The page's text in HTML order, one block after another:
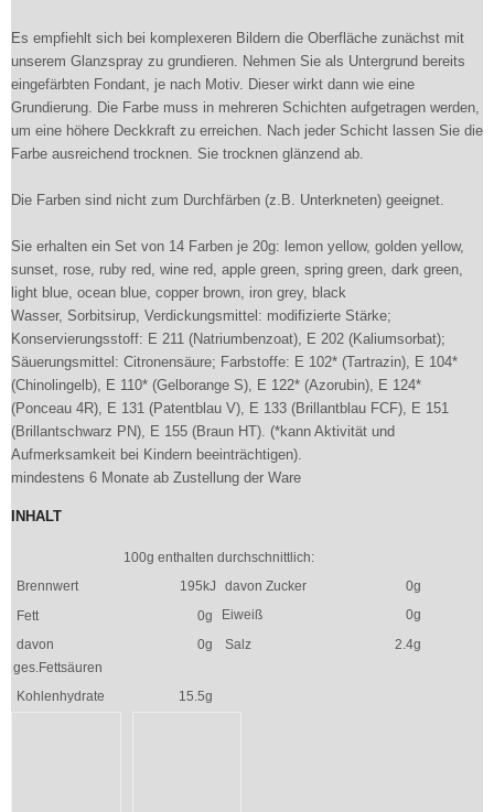
Es empfiehlt sich bei komplexeren Bildern die Oberfläche zunächst mit
unserem Glanzspray zu grundieren. Nehmen Sie als Untergrund bereits
eingefärbten Fondant, je nach Motiv. Dieser wirkt dann wie eine
Grundierung. Die Farbe muss in mehreren Schichten aufgetragen werden,
um eine höhere Deckkraft zu erreichen. Nach jeder Schicht lassen Sie die
Farbe ausreichend trocknen. Sie trocknen glänzend ab.
Die Farben sind nicht zum Durchfärben (z.B. Unterkneten) geeignet.
Sie erhalten ein Set von 14 Farben je 20g: lemon yellow, golden yellow,
sunset, rose, ruby red, wine red, apple green, spring green, dark green,
light blue, ocean blue, copper brown, iron grey, black
Wasser, Sorbitsirup, Verdickungsmittel: modifizierte Stärke;
Konservierungsstoff: E 211 (Natriumbenzoat), E 202 (Kaliumsorbat);
Säuerungsmittel: Citronensäure; Farbstoffe: E 102* (Tartrazin), E 104*
(Chinolingelb), E 110* (Gelborange S), E 122* (Azorubin), E 124*
(Ponceau 4R), E 131 (Patentblau V), E 133 (Brillantblau FCF), E 151
(Brillantschwarz PN), E 155 (Braun HT). (*kann Aktivität und
Aufmerksamkeit bei Kindern beeinträchtigen).
mindestens 6 Monate ab Zustellung der Ware
INHALT
100g enthalten durchschnittlich:
Brennwert
195kJ davon Zucker
0g
Fett
0g Eiweiß
0g
davon
ges.Fettsäuren
0g Salz 2.4g
Kohlenhydrate 15.5g